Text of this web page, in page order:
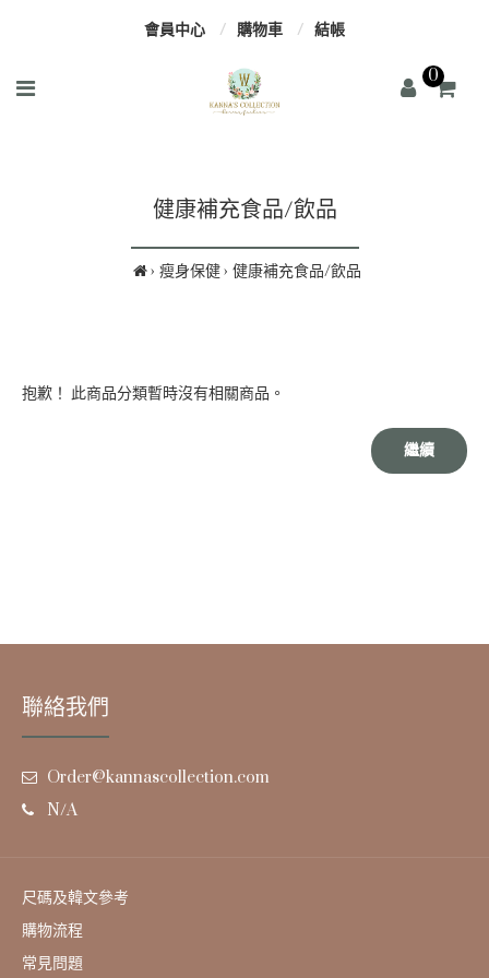
會員中心 購物車 結帳
0
健康補充食品/飲品
瘦身保健 健康補充食品/飲品
抱歉！ 此商品分類暫時沒有相關商品。
繼續
聯絡我們
Order@kannascollection.com
N/A
尺碼及韓文參考
購物流程
常見問題